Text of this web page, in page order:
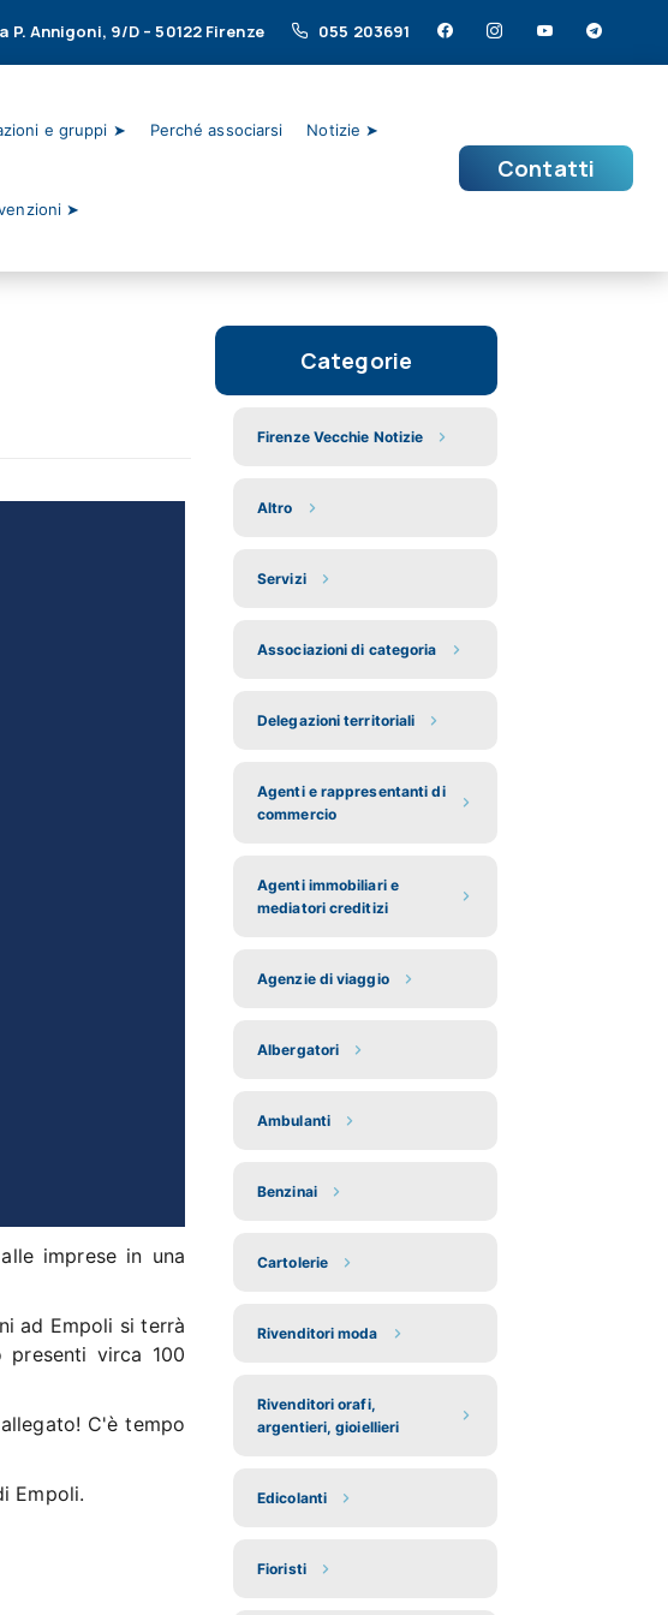
P. Annigoni, 9/D – 50122 Firenze 055 203691
e gruppi ➤ Perché associarsi Notizie ➤
➤
Contatti
imprese in una
ad Empoli si terrà
presenti virca 100
C'è tempo
Empoli.
Categorie
Firenze Vecchie Notizie
Altro
Servizi
Associazioni di categoria
Delegazioni territoriali
Agenti e rappresentanti di
commercio
Agenti immobiliari e
mediatori creditizi
Agenzie di viaggio
Albergatori
Ambulanti
Benzinai
Cartolerie
Rivenditori moda
Rivenditori orafi,
argentieri, gioiellieri
Edicolanti
Fioristi